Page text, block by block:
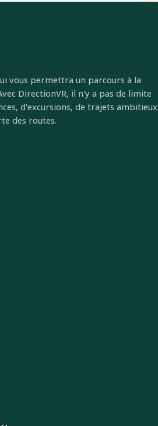
vous permettra un parcours à la
DirectionVR, il n'y a pas de limite
d'excursions, de trajets ambitieux
des routes.